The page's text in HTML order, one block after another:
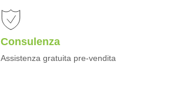
Consulenza
Assistenza gratuita pre-vendita